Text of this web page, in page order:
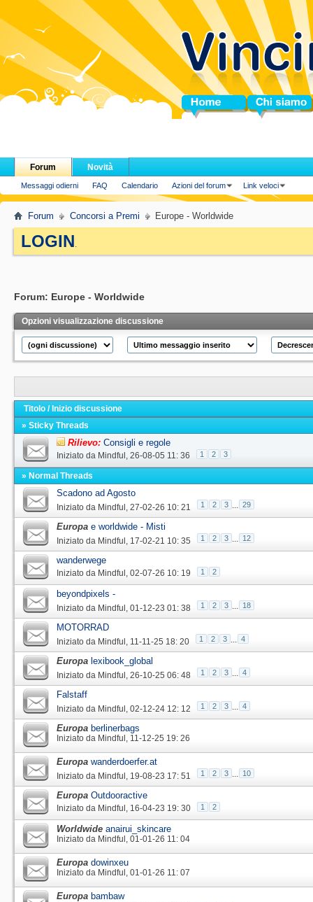
Home Chi siamo
Forum
Messaggi odierni FAQ Calendario Azioni del forum Link veloci
Novità
Forum Concorsi a Premi Europe - Worldwide
LOGIN.
Forum: Europe - Worldwide
Opzioni visualizzazione discussione
Titolo /Inizio discussione
» Sticky Threads
Rilievo: Consigli e regole
Iniziato da Mindful‎, 26-08-05 11: 36 1 2 3
» Normal Threads
Scadono ad Agosto
Iniziato da Mindful‎, 27-02-26 10: 21 1 2 3 ... 29
Europa e worldwide - Misti
Iniziato da Mindful‎, 17-02-21 10: 35 1 2 3 ... 12
wanderwege
Iniziato da Mindful‎, 02-07-26 10: 19 1 2
beyondpixels -
Iniziato da Mindful‎, 01-12-23 01: 38 1 2 3 ... 18
MOTORRAD
Iniziato da Mindful‎, 11-11-25 18: 20 1 2 3 ... 4
Europa lexibook_global
Iniziato da Mindful‎, 26-10-25 06: 48 1 2 3 ... 4
Falstaff
Iniziato da Mindful‎, 02-12-24 12: 12 1 2 3 ... 4
Europa berlinerbags
Iniziato da Mindful‎, 11-12-25 19: 26
Europa wanderdoerfer.at
Iniziato da Mindful‎, 19-08-23 17: 51 1 2 3 ... 10
Europa Outdooractive
Iniziato da Mindful‎, 16-04-23 19: 30 1 2
Worldwide anairui_skincare
Iniziato da Mindful‎, 01-01-26 11: 04
Europa dowinxeu
Iniziato da Mindful‎, 01-01-26 11: 07
Europa bambaw